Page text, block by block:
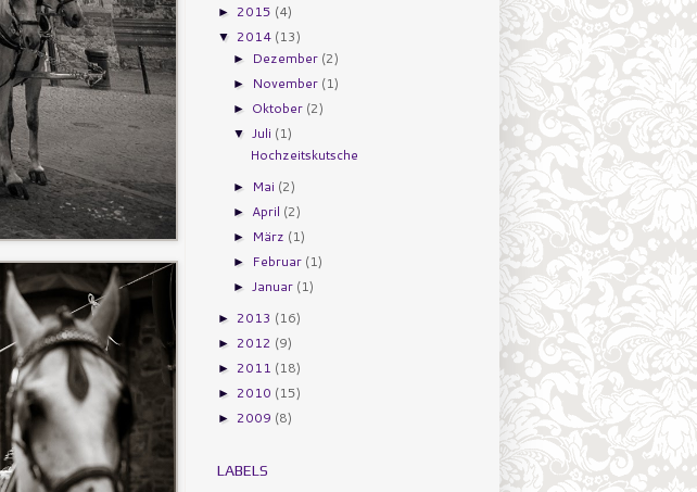
► 2015 (4)
▼ 2014 (13)
► Dezember (2)
► November (1)
► Oktober (2)
▼ Juli (1)
Hochzeitskutsche
► Mai (2)
► April (2)
► März (1)
► Februar (1)
► Januar (1)
► 2013 (16)
► 2012 (9)
► 2011 (18)
► 2010 (15)
► 2009 (8)
LABELS